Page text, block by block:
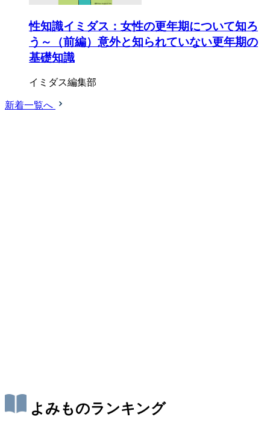
性知識イミダス：女性の更年期について知ろ
う～（前編）意外と知られていない更年期の
基礎知識
イミダス編集部
新着一覧へ
よみものランキング